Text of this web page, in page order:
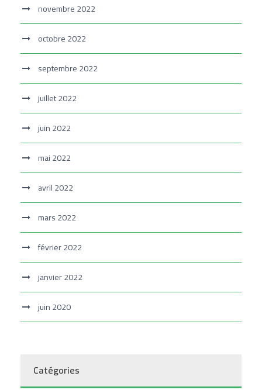
novembre 2022
octobre 2022
septembre 2022
juillet 2022
juin 2022
mai 2022
avril 2022
mars 2022
février 2022
janvier 2022
juin 2020
Catégories